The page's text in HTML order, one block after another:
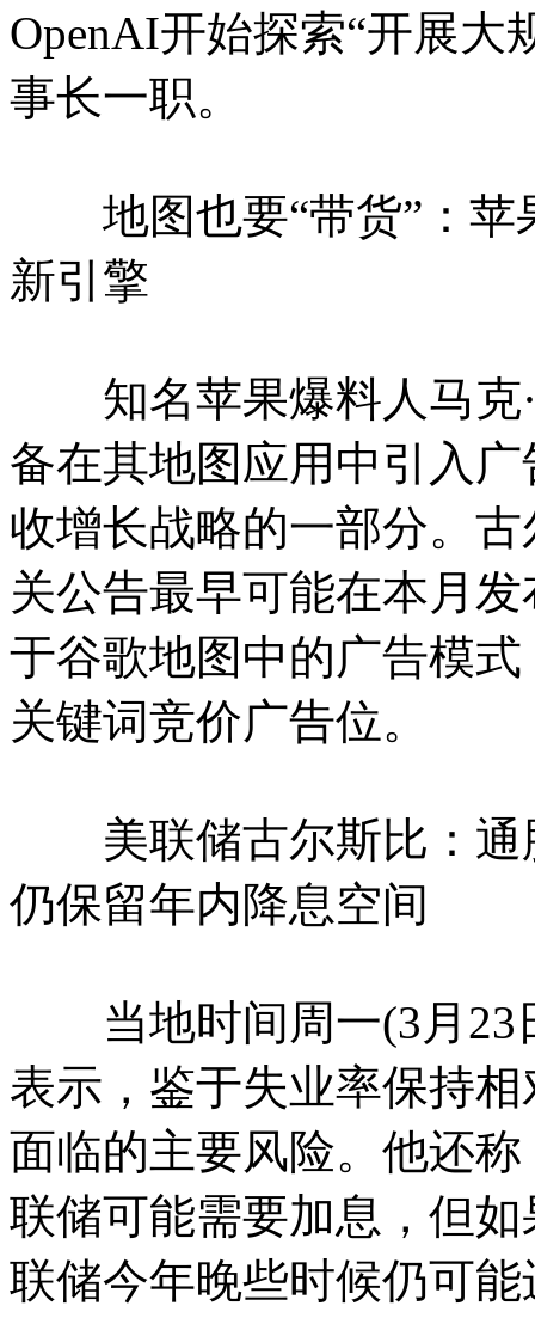
OpenAI开始探索“开展大
事长一职。
地图也要“带货”：苹
新引擎
知名苹果爆料人马克·
备在其地图应用中引入
收增长战略的一部分。
关公告最早可能在本月
于谷歌地图中的广告模
关键词竞价广告位。
美联储古尔斯比：通
仍保留年内降息空间
当地时间周一(3月23
表示，鉴于失业率保持
面临的主要风险。他还
联储可能需要加息，但
联储今年晚些时候仍可